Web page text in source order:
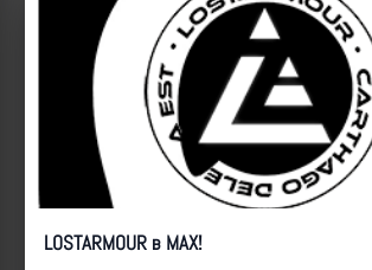
Удар по
зданию
Удар по
антенне
FPV,попадание,РЛС
87692
зданию
LOSTARMOUR в MAX!